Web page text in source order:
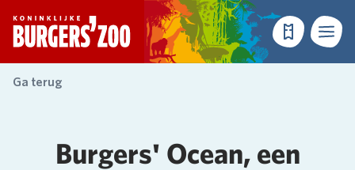
- Homepagina
TicketsMenu
Ga terug
Burgers' Ocean, een